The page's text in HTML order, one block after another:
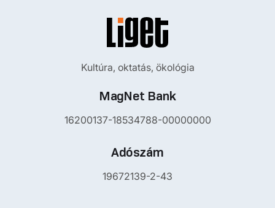
Kultúra, oktatás, ökológia
MagNet Bank
16200137-18534788-00000000
Adószám
19672139-2-43